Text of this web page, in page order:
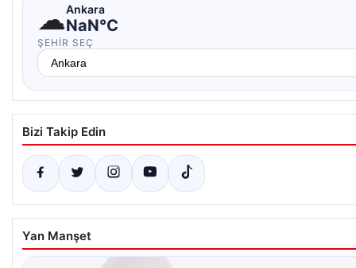
☁Ankara
NaN°C
ŞEHIR SEÇ
Bizi Takip Edin
Yan Manşet